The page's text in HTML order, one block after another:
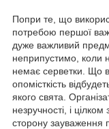
Попри те, що
потребою першої
дуже важливий
неприпустимо, коли
немає серветки. Що
опомісткість
якого свята.
незручності, і
сторону зауваження